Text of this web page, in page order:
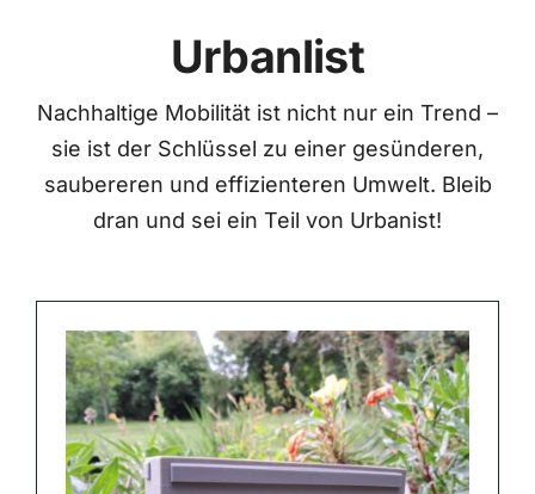
Urbanlist
Nachhaltige Mobilität ist nicht nur ein Trend –
sie ist der Schlüssel zu einer gesünderen,
saubereren und effizienteren Umwelt. Bleib
dran und sei ein Teil von Urbanist!